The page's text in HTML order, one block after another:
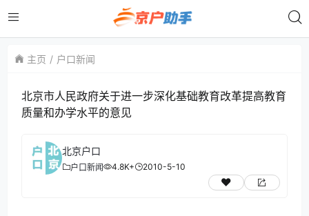
主页 户口新闻
北京市人民政府关于进一步深化基础教育改革提高教育
质量和办学水平的意见
北京户口
户口新闻 4.8K+ 2010-5-10